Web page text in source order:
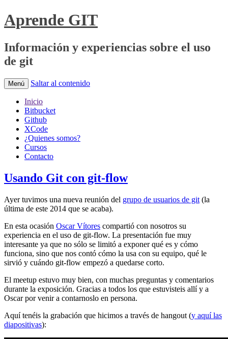
Aprende GIT
Información y experiencias sobre el uso
de git
Menú Saltar al contenido
Inicio
Bitbucket
Github
XCode
¿Quienes somos?
Cursos
Contacto
Usando Git con git-flow
Ayer tuvimos una nueva reunión del grupo de usuarios de git (la
última de este 2014 que se acaba).
En esta ocasión Oscar Vítores compartió con nosotros su
experiencia en el uso de git-flow. La presentación fue muy
interesante ya que no sólo se limitó a exponer qué es y cómo
funciona, sino que nos contó cómo la usa con su equipo, qué le
sirvió y cuándo git-flow empezó a quedarse corto.
El meetup estuvo muy bien, con muchas preguntas y comentarios
durante la exposición. Gracias a todos los que estuvisteis allí y a
Oscar por venir a contarnoslo en persona.
Aquí tenéis la grabación que hicimos a través de hangout (y aquí las
diapositivas):